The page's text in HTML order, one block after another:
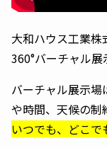
大和ハウス工業株
360°バーチャル展
バーチャル展示
や時間、天候の制
いつでも、どこで